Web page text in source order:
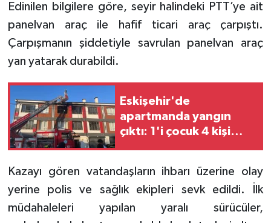
Edinilen bilgilere göre, seyir halindeki PTT’ye ait
panelvan araç ile hafif ticari araç çarpıştı.
Çarpışmanın şiddetiyle savrulan panelvan araç
yan yatarak durabildi.
Eskişehir'de
apartmanda yangın
çıktı: 1'i çocuk 4 kişi
Kazayı gören vatandaşların ihbarı üzerine olay
yerine polis ve sağlık ekipleri sevk edildi. İlk
müdahaleleri yapılan yaralı sürücüler,